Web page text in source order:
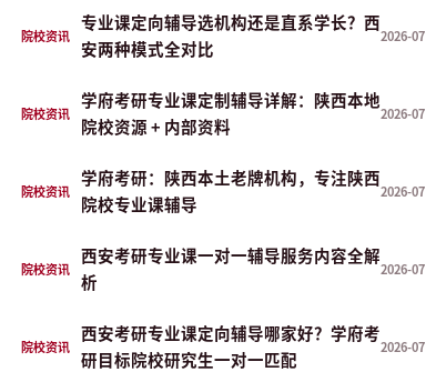
院校资讯
专业课定向辅导选机构还是直系学长？西
安两种模式全对比
2026-07
院校资讯
学府考研专业课定制辅导详解：陕西本地
院校资源 + 内部资料
2026-07
院校资讯
学府考研：陕西本土老牌机构，专注陕西
院校专业课辅导
2026-07
院校资讯
西安考研专业课一对一辅导服务内容全解
析
2026-07
院校资讯
西安考研专业课定向辅导哪家好？学府考
研目标院校研究生一对一匹配
2026-07